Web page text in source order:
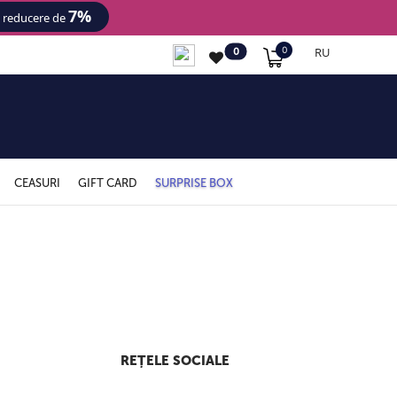
de7%
RU
0 0
CEASURI GIFT CARD SURPRISE BOX
REȚELE SOCIALE